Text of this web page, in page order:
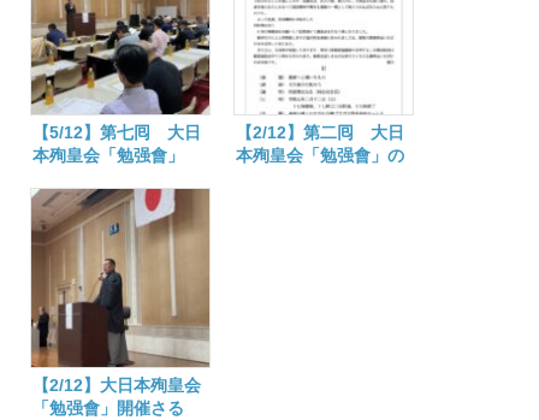
【5/12】第七囘 大日
本殉皇会「勉强會」
【2/12】第二囘 大日
本殉皇会「勉强會」の
【2/12】大日本殉皇会
「勉强會」開催さる